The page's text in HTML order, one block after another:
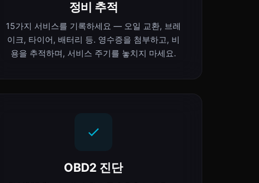
정비 추적
15가지 서비스를 기록하세요 — 오일 교환, 브레
이크, 타이어, 배터리 등. 영수증을 첨부하고, 비
용을 추적하며, 서비스 주기를 놓치지 마세요.
OBD2 진단